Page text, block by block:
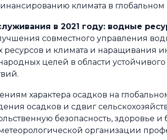
климата в глобальном
в 2021 году: водные
совместного управления
и климата и наращивания
целей в области
характера осадков на
осадков и сдвиг
безопасность, здоровье
организации